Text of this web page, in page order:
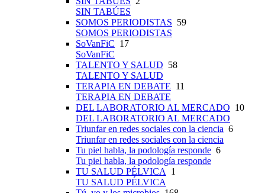
SIN TABÚES
SOMOS PERIODISTAS 59
SOMOS PERIODISTAS
SoVanFiC 17
SoVanFiC
TALENTO Y SALUD 58
TALENTO Y SALUD
TERAPIA EN DEBATE 11
TERAPIA EN DEBATE
DEL LABORATORIO AL MERCADO 10
DEL LABORATORIO AL MERCADO
Triunfar en redes sociales con la ciencia 6
Triunfar en redes sociales con la ciencia
Tu piel habla, la podología responde 6
Tu piel habla, la podología responde
TU SALUD PÉLVICA
1
TU SALUD PÉLVICA